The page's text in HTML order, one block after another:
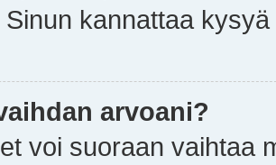
kannattaa
arvoani?
voi suoraan vaihtaa